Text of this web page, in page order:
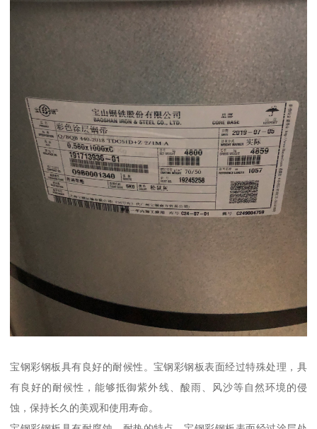
宝钢彩钢板具有良好的耐候性。宝钢彩钢板表面经过特殊处理，具
有良好的耐候性，能够抵御紫外线、酸雨、风沙等自然环境的侵
蚀，保持长久的美观和使用寿命。